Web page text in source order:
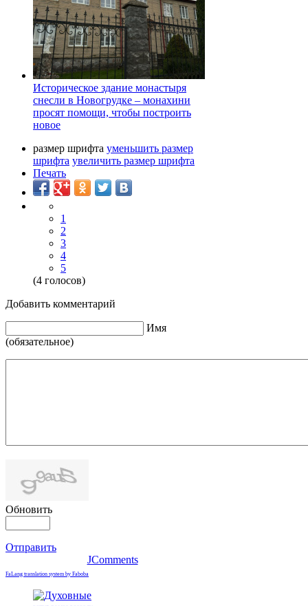
Историческое здание монастыря
снесли в Новогрудке – монахини
просят помощи, чтобы построить
новое
размер шрифта уменьшить размер
шрифта увеличить размер шрифта
Печать
1
2
3
4
5
(4 голосов)
Добавить комментарий
Имя
(обязательное)
Обновить
Отправить
JComments
FaLang translation system by Faboba